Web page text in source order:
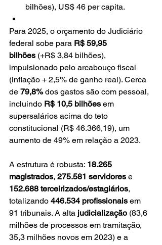
bilhões), US$ 46 per capita.
Para 2025, o orçamento do Judiciário
federal sobe para R$ 59,95
bilhões (+R$ 3,84 bilhões),
impulsionado pelo arcabouço fiscal
(inflação + 2,5% de ganho real). Cerca
de 79,8% dos gastos são com pessoal,
incluindo R$ 10,5 bilhões em
supersalários acima do teto
constitucional (R$ 46.366,19), um
aumento de 49% em relação a 2023.
A estrutura é robusta: 18.265
magistrados, 275.581 servidores e
152.688 terceirizados/estagiários,
totalizando 446.534 profissionais em
91 tribunais. A alta judicialização (83,6
milhões de processos em tramitação,
35,3 milhões novos em 2023) e a